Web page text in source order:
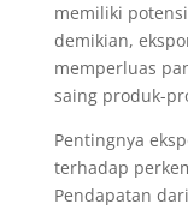
memiliki
demikian,
memperluas
saing produk-
Pentingnya
terhadap
Pendapatan